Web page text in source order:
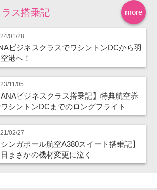
more
ス搭乗記
01/28
ビジネスクラスでワシントンDCから羽
港へ！
11/05
ANAビジネスクラス搭乗記】特典航空券
シントンDCまでのロングフライト
02/27
シンガポール航空A380スイート搭乗記】
まさかの機材変更に泣く